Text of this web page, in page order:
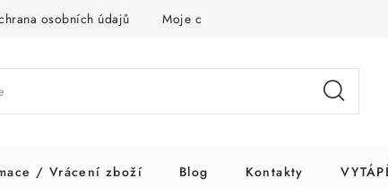
osobních údajů Moje objednávka
/ Vrácení zboží Blog Kontakty